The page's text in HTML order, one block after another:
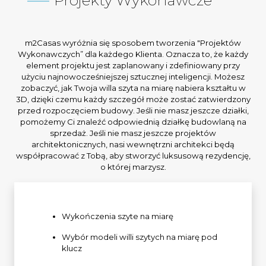
restauracji i duży wspólny teren z placem zabaw,
Istnieje planowany duży Gran Parque de Mijas,
który ma zostać zbudowany w ciągu
najbliższych kilku lat, jeden z największych
m2Casas wyróżnia się sposobem tworzenia "Projektów
Wykonawczych” dla każdego Klienta. Oznacza to, że każdy
element projektu jest zaplanowany i zdefiniowany przy
użyciu najnowocześniejszej sztucznej inteligencji. Możesz
zobaczyć, jak Twoja willa szyta na miarę nabiera kształtu w
3D, dzięki czemu każdy szczegół może zostać zatwierdzony
przed rozpoczęciem budowy. Jeśli nie masz jeszcze działki,
pomożemy Ci znaleźć odpowiednią działkę budowlaną na
sprzedaż. Jeśli nie masz jeszcze projektów
architektonicznych, nasi wewnętrzni architekci będą
współpracować z Tobą, aby stworzyć luksusową rezydencję,
o której marzysz.
Wykończenia szyte na miarę
Wybór modeli willi szytych na miarę pod
klucz